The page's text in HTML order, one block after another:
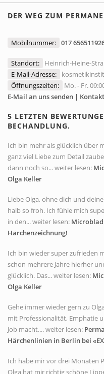
DER WEG ZUM
Mobilnummer: 017
Standort:
Heinrich-Heine-
E-Mail-Adresse:
Öffnungszeiten:
Mo. - Fr.
E-Mail an uns senden |
5 LETZTEN
BECHANDLUNG.
Ich bin mehr als glücklich über
ganz viel Liebe zum Detail
dann noch so... weiter lesen:
Olga Keller
Liebe Olga, ohne dich und
halb so froh. Ich fühle mich
in den... weiter lesen:
Härchenzeichnung!
Ich bin wieder super zufrieden
schon mehrere Jahre hierher
glücklich. Das... weiter lesen:
Olga Keller
Gehe immer wieder gern zu
mit Professionalität, Emphatie
Job macht.... weiter lesen:
Härchenlinien in Berlin bei
Ich habe mir vor drei Monaten
Olga hat mir richtig schöne